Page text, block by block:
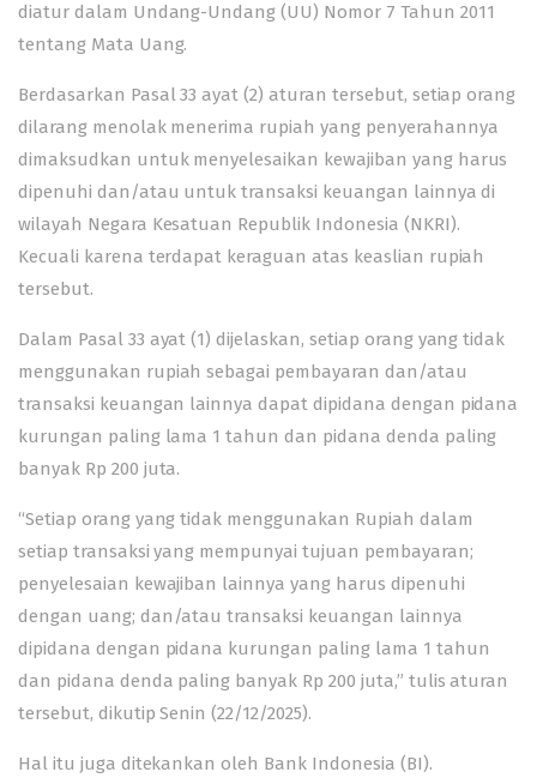
diatur dalam Undang-Undang (UU) Nomor 7 Tahun 2011
tentang Mata Uang.
Berdasarkan Pasal 33 ayat (2) aturan tersebut, setiap orang
dilarang menolak menerima rupiah yang penyerahannya
dimaksudkan untuk menyelesaikan kewajiban yang harus
dipenuhi dan/atau untuk transaksi keuangan lainnya di
wilayah Negara Kesatuan Republik Indonesia (NKRI).
Kecuali karena terdapat keraguan atas keaslian rupiah
tersebut.
Dalam Pasal 33 ayat (1) dijelaskan, setiap orang yang tidak
menggunakan rupiah sebagai pembayaran dan/atau
transaksi keuangan lainnya dapat dipidana dengan pidana
kurungan paling lama 1 tahun dan pidana denda paling
banyak Rp 200 juta.
“Setiap orang yang tidak menggunakan Rupiah dalam
setiap transaksi yang mempunyai tujuan pembayaran;
penyelesaian kewajiban lainnya yang harus dipenuhi
dengan uang; dan/atau transaksi keuangan lainnya
dipidana dengan pidana kurungan paling lama 1 tahun
dan pidana denda paling banyak Rp 200 juta,” tulis aturan
tersebut, dikutip Senin (22/12/2025).
Hal itu juga ditekankan oleh Bank Indonesia (BI).